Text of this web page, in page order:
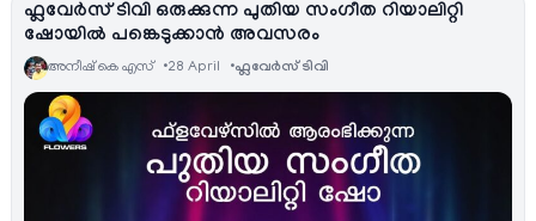
ഫ്ലവേര്‍സ് ടിവി ഒരുക്കുന്ന പുതിയ സംഗീത റിയാലിറ്റി
ഷോയില്‍ പങ്കെടുക്കാന്‍ അവസരം
അനീഷ്‌ കെ എസ് 28 April ഫ്ലവേര്‍സ് ടിവി